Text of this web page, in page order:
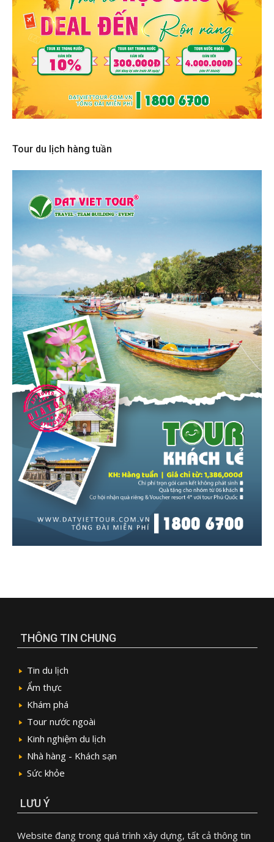
Tour du lịch hàng tuần
THÔNG TIN CHUNG
Tin du lịch
Ẩm thực
Khám phá
Tour nước ngoài
Kinh nghiệm du lịch
Nhà hàng - Khách sạn
Sức khỏe
LƯU Ý
Website đang trong quá trình xây dựng, tất cả thông tin